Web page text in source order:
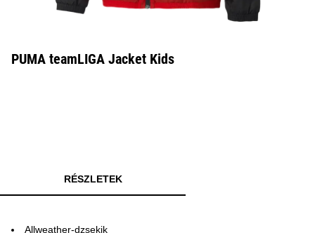
PUMA teamLIGA Jacket Kids
RÉSZLETEK
Allweather-dzsekik